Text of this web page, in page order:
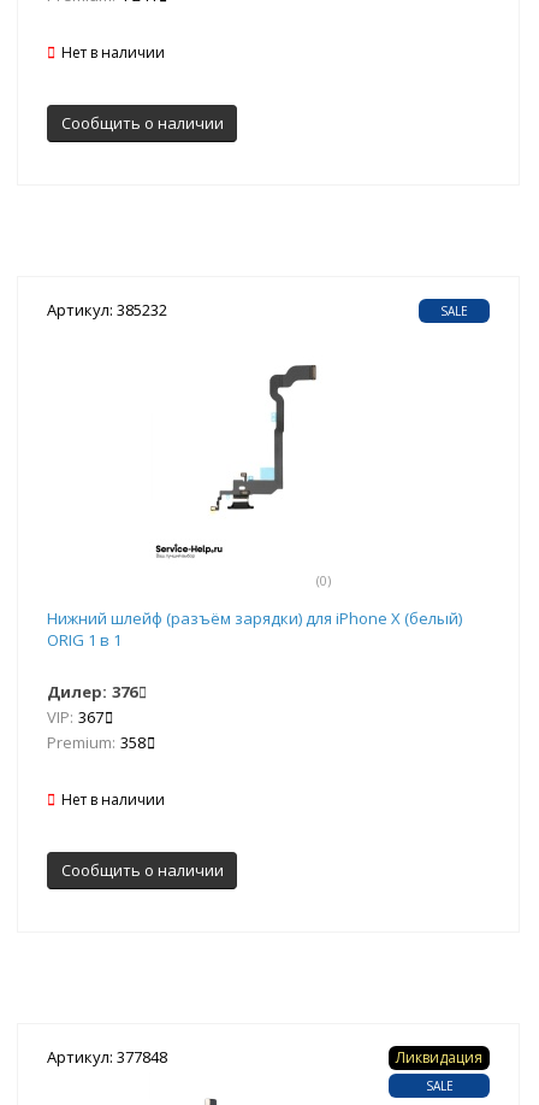
Нет в наличии
Сообщить о наличии
Артикул: 385232
(0)
SALE
Нижний шлейф (разъём зарядки) для iPhone X (белый)
ORIG 1 в 1
Дилер: 376
VIP: 367
Premium: 358
Нет в наличии
Сообщить о наличии
Артикул: 377848 Ликвидация
SALE